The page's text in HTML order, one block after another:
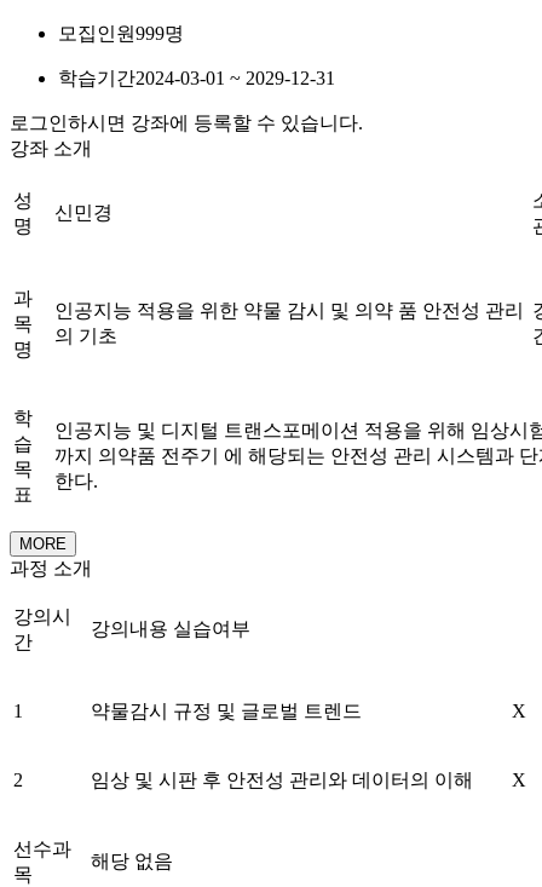
모집인원999명
학습기간2024-03-01 ~ 2029-12-31
로그인하시면 강좌에 등록할 수 있습니다.
강좌 소개
성
명
신민경
과
목
명
인공지능 적용을 위한 약물 감시 및 의약 품 안전성 관리
의 기초
학
습
목
표
인공지능 및 디지털 트랜스포메이션 적용을 위해 임상시
까지 의약품 전주기 에 해당되는 안전성 관리 시스템과
한다.
MORE
과정 소개
강의시
간
강의내용 실습여부
1 약물감시 규정 및 글로벌 트렌드 X
2 임상 및 시판 후 안전성 관리와 데이터의 이해 X
선수과
목
해당 없음